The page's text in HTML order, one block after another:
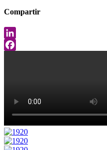
Compartir
LinkedIn